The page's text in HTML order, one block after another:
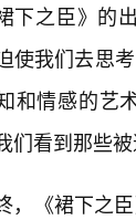
下之臣》的
使我们去思
和情感的艺
们看到那些
，《裙下之